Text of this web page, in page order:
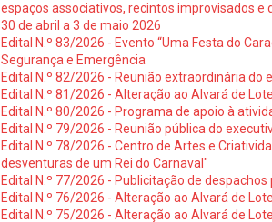
espaços associativos, recintos improvisados e
30 de abril a 3 de maio 2026
Edital N.º 83/2026 - Evento “Uma Festa do
Segurança e Emergência
Edital N.º 82/2026 - Reunião extraordinária
Edital N.º 81/2026 - Alteração ao Alvará de
Edital N.º 80/2026 - Programa de apoio à
Edital N.º 79/2026 - Reunião pública do
Edital N.º 78/2026 - Centro de Artes e
desventuras de um Rei do Carnaval"
Edital N.º 77/2026 - Publicitação de
Edital N.º 76/2026 - Alteração ao Alvará de
Edital N.º 75/2026 - Alteração ao Alvará de